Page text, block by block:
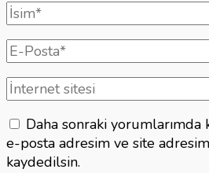
Tam
isim
E-
posta
İnternet
sitesi
Daha sonraki yorumlarımda
e-posta adresim ve site adresim
kaydedilsin.